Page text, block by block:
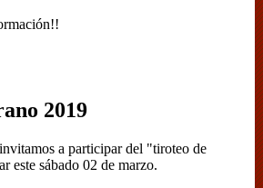
2019
a participar del "tiroteo de
este sábado 02 de marzo.